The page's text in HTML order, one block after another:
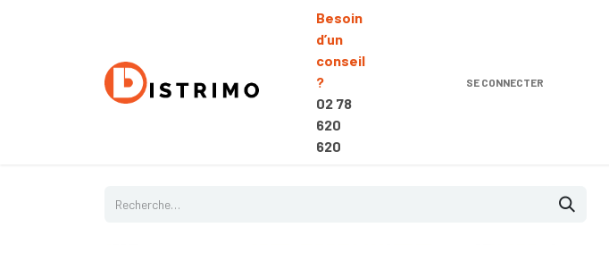
Besoin
d’un
conseil
?
02 78
620
620
SE CONNECTER